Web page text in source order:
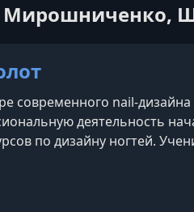
Мирошниченко,
современного nail-
деятельность
по дизайну ногтей.
обучение доступным и
ногтей и